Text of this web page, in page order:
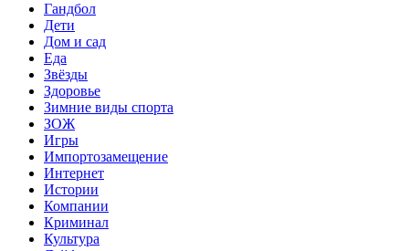
Гандбол
Дети
Дом и сад
Еда
Звёзды
Здоровье
Зимние виды спорта
ЗОЖ
Игры
Импортозамещение
Интернет
Истории
Компании
Криминал
Культура